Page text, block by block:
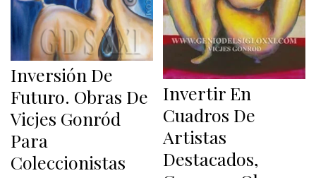
Inversión De
Futuro. Obras De
Vicjes Gonród
Para
Coleccionistas
Invertir En
Cuadros De
Artistas
Destacados,